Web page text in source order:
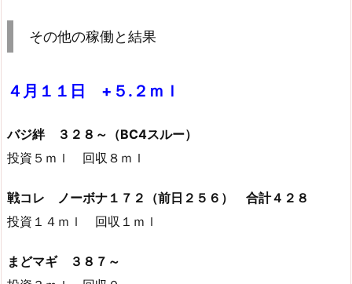
その他の稼働と結果
４月１１日 +５.２ｍｌ
バジ絆 ３２８～（BC4スルー）
投資５ｍｌ 回収８ｍｌ
戦コレ ノーボナ１７２（前日２５６） 合計４２８
投資１４ｍｌ 回収１ｍｌ
まどマギ ３８７～